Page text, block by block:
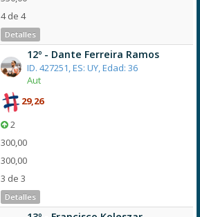
4 de 4
Detalles
12º - Dante Ferreira Ramos
ID. 427251, ES: UY, Edad: 36
Aut
29,26
2
300,00
300,00
3 de 3
Detalles